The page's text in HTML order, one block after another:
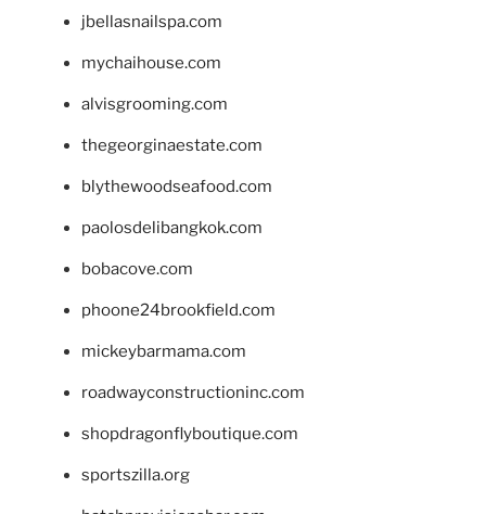
jbellasnailspa.com
mychaihouse.com
alvisgrooming.com
thegeorginaestate.com
blythewoodseafood.com
paolosdelibangkok.com
bobacove.com
phoone24brookfield.com
mickeybarmama.com
roadwayconstructioninc.com
shopdragonflyboutique.com
sportszilla.org